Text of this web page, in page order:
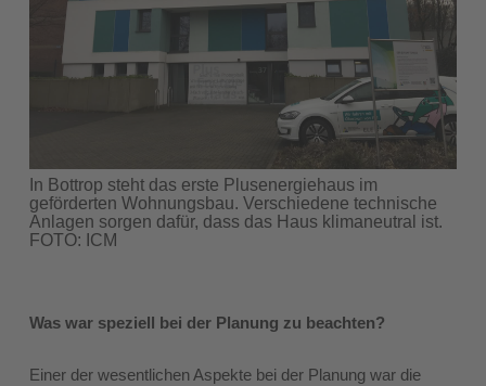
In Bottrop steht das erste Plusenergiehaus im
geförderten Wohnungsbau. Verschiedene technische
Anlagen sorgen dafür, dass das Haus klimaneutral ist.
FOTO: ICM
Was war speziell bei der Planung zu beachten?
Einer der wesentlichen Aspekte bei der Planung war die